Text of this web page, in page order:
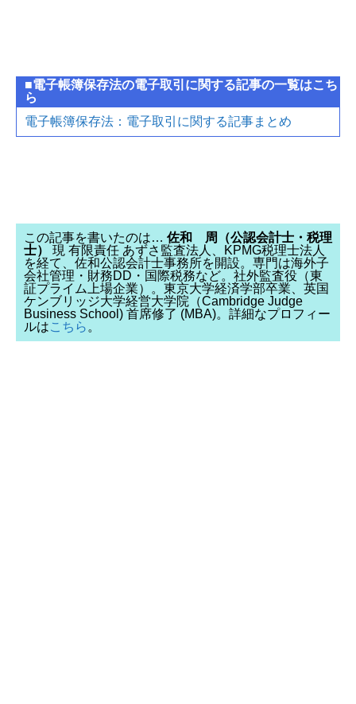
■電子帳簿保存法の電子取引に関する記事の一覧はこち
ら
電子帳簿保存法：電子取引に関する記事まとめ
この記事を書いたのは… 佐和 周（公認会計士・税理
士）
現 有限責任 あずさ監査法人、KPMG税理士法人
を経て、佐和公認会計士事務所を開設。専門は海外子
会社管理・財務DD・国際税務など。社外監査役（東
証プライム上場企業）。東京大学経済学部卒業、英国
ケンブリッジ大学経営大学院（Cambridge Judge
Business School) 首席修了 (MBA)。詳細なプロフィー
ルはこちら 。